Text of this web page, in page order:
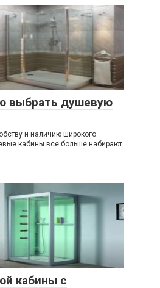
выбрать душевую
и наличию широкого
кабины все больше набирают
кабины с